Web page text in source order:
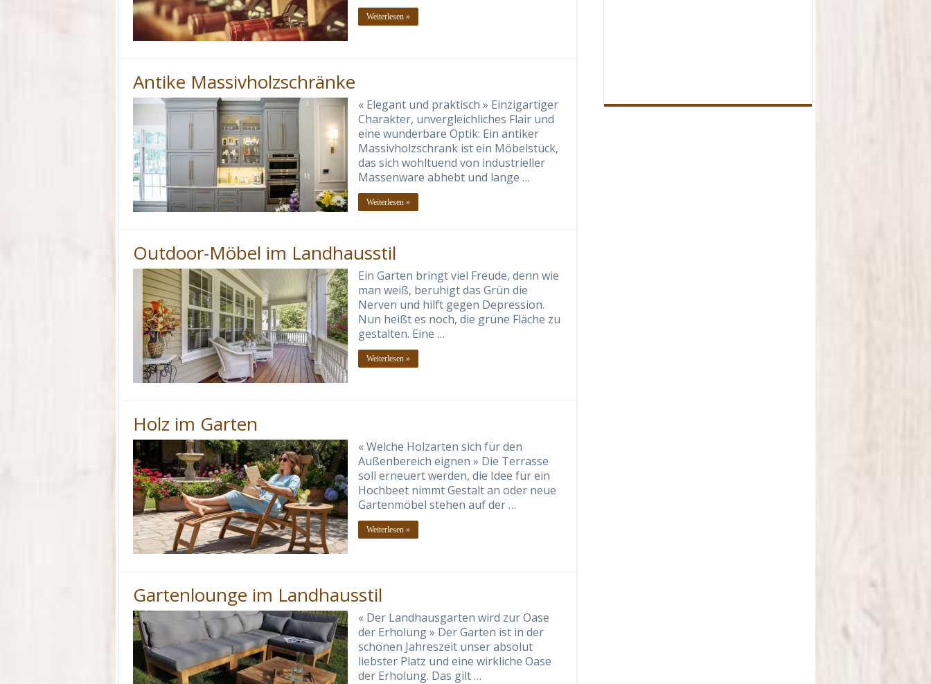
Weiterlesen »
Antike Massivholzschränke
« Elegant und praktisch » Einzigartiger
Charakter, unvergleichliches Flair und
eine wunderbare Optik: Ein antiker
Massivholzschrank ist ein Möbelstück,
das sich wohltuend von industrieller
Massenware abhebt und lange …
Weiterlesen »
Outdoor-Möbel im Landhausstil
Ein Garten bringt viel Freude, denn wie
man weiß, beruhigt das Grün die
Nerven und hilft gegen Depression.
Nun heißt es noch, die grüne Fläche zu
gestalten. Eine …
Weiterlesen »
Holz im Garten
« Welche Holzarten sich für den
Außenbereich eignen » Die Terrasse
soll erneuert werden, die Idee für ein
Hochbeet nimmt Gestalt an oder neue
Gartenmöbel stehen auf der …
Weiterlesen »
Gartenlounge im Landhausstil
« Der Landhausgarten wird zur Oase
der Erholung » Der Garten ist in der
schönen Jahreszeit unser absolut
liebster Platz und eine wirkliche Oase
der Erholung. Das gilt …